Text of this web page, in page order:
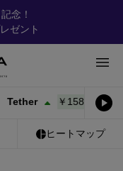
念！
ゼント
￥158.40 0.01%
ヒートマップ